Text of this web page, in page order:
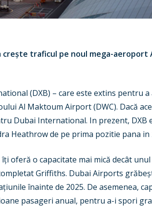
traficul pe noul mega-aeroport
(DXB) – care este extins pentru
Al Maktoum Airport (DWC). Dacă
Dubai International. In prezent, DXB
Heathrow de pe prima pozitie pana in
oferă o capacitate mai mică decât
Griffiths. Dubai Airports
înainte de 2025. De asemenea,
pasageri anual, pentru a-i spori